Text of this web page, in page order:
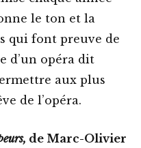
le ton et la
qui font preuve de
d’un opéra dit
aux plus
de l’opéra.
de Marc-Olivier